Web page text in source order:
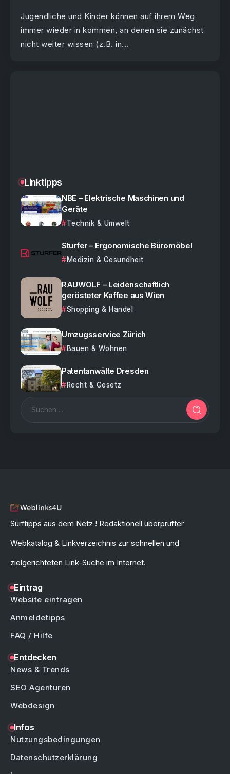
Jugendliche und Kinder können auf ihrem Weg
immer wieder in kommen, an denen sie zunächst
nicht weiter wissen (z.B. in...
Linktipps
NBE – Elektrische Maschinen und
Geräte
Technik & Umwelt
Sturfer – Ergonomische Büromöbel
Medizin & Gesundheit
RAUWOLF – Leidenschaftlich
gerösteter Kaffee aus Wien
Shopping & Handel
Umzugsservice Zürich
Bauen & Wohnen
Patentanwälte Dresden
Recht & Gesetz
Surftipps aus dem Netz ! Redaktionell überprüfter
Webkatalog & Linkverzeichnis zur schnellen und
zielgerichteten Link-Suche im Internet.
Eintrag
Website eintragen
Anmeldetipps
FAQ / Hilfe
Entdecken
News & Trends
SEO Agenturen
Webdesign
Infos
Nutzungsbedingungen
Datenschutzerklärung